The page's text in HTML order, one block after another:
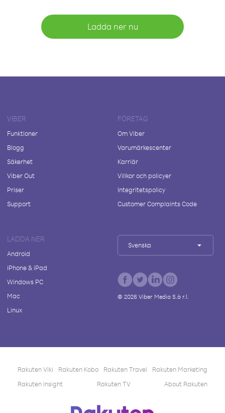
Ladda ner nu
VIBER
Funktioner
Blogg
Säkerhet
Viber Out
Priser
Support
FÖRETAG
Om Viber
Varumärkescenter
Karriär
Villkor och policyer
Integritetspolicy
Customer Complaints Code
LADDA NER
Android
iPhone & iPad
Windows PC
Mac
Linux
Svenska
© 2026Viber Media S.à r.l.
Rakuten Viki Rakuten Kobo Rakuten Travel
Rakuten Marketing
Rakuten Insight
Rakuten TV About Rakuten